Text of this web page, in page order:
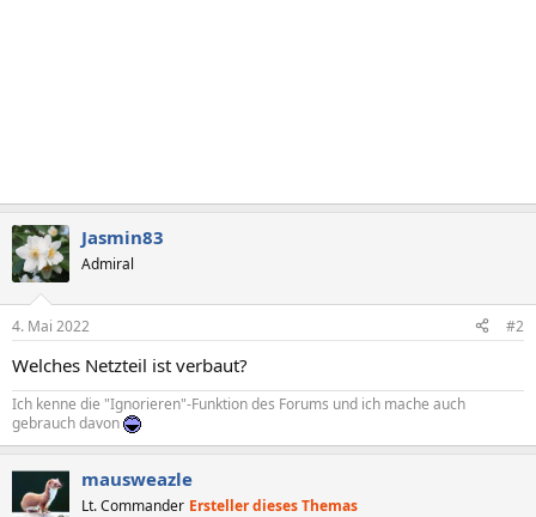
Jasmin83
Admiral
4. Mai 2022 #2
Welches Netzteil ist verbaut?
Ich kenne die "Ignorieren"-Funktion des Forums und ich mache auch
gebrauch davon
mausweazle
Lt. Commander Ersteller dieses Themas